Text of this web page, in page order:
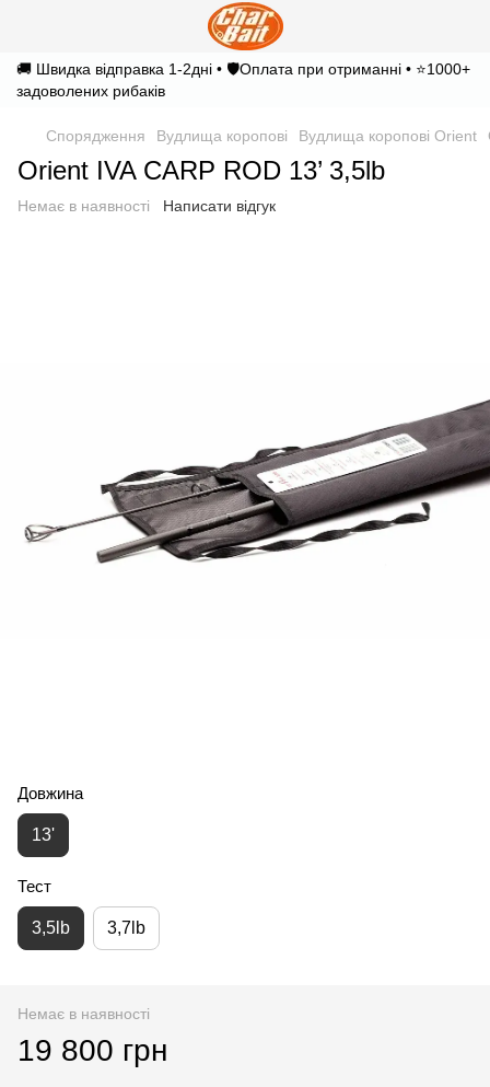
🚚 Швидка відправка 1-2дні • 🛡️Оплата при отриманні • ⭐1000+
задоволених рибаків
Спорядження Вудлища коропові Вудлища коропові Orient
Orient IVA CARP ROD 13’ 3,5lb
Немає в наявності Написати відгук
Довжина
13'
Тест
3,5lb 3,7lb
Немає в наявності
19 800 грн